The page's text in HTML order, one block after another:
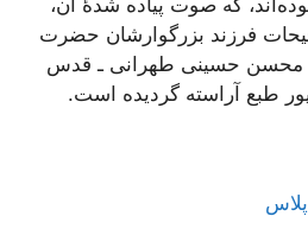
که صوت پیاده شدۀ آن،
فرزند بزرگوارشان حضرت
محسن حسینی طهرانی ـ قدس
طبع آراسته گردیده است.